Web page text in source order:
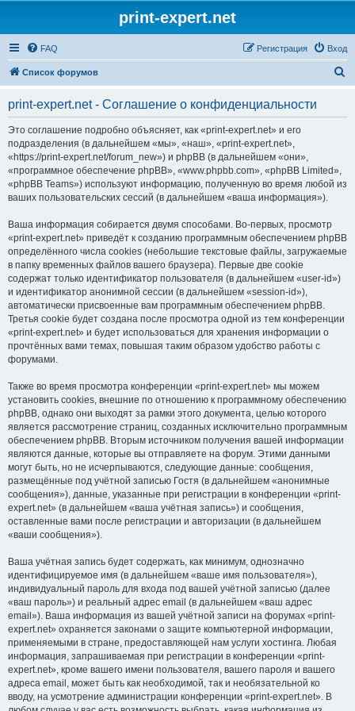
print-expert.net
FAQ Вход
Регистрация
Список форумов
print-expert.net - Соглашение о конфиденциальности
Это соглашение подробно объясняет, как «print-expert.net» и его
подразделения (в дальнейшем «мы», «наш», «print-expert.net»,
«https://print-expert.net/forum_new») и phpBB (в дальнейшем «они»,
«программное обеспечение phpBB», «www.phpbb.com», «phpBB Limited»,
«phpBB Teams») используют информацию, полученную во время любой из
ваших пользовательских сессий (в дальнейшем «ваша информация»).
Ваша информация собирается двумя способами. Во-первых, просмотр
«print-expert.net» приведёт к созданию программным обеспечением phpBB
определённого числа cookies (небольшие текстовые файлы, загружаемые
в папку временных файлов вашего браузера). Первые две cookie
содержат только идентификатор пользователя (в дальнейшем «user-id»)
и идентификатор анонимной сессии (в дальнейшем «session-id»),
автоматически присвоенные вам программным обеспечением phpBB.
Третья cookie будет создана после просмотра одной из тем конференции
«print-expert.net» и будет использоваться для хранения информации о
прочтённых вами темах, повышая таким образом удобство работы с
форумами.
Также во время просмотра конференции «print-expert.net» мы можем
установить cookies, внешние по отношению к программному обеспечению
phpBB, однако они выходят за рамки этого документа, целью которого
является рассмотрение страниц, созданных исключительно программным
обеспечением phpBB. Вторым источником получения вашей информации
являются данные, которые вы отправляете на форум. Этими данными
могут быть, но не исчерпываются, следующие данные: сообщения,
размещённые под учётной записью Гостя (в дальнейшем «анонимные
сообщения»), данные, указанные при регистрации в конференции «print-
expert.net» (в дальнейшем «ваша учётная запись») и сообщения,
оставленные вами после регистрации и авторизации (в дальнейшем
«ваши сообщения»).
Ваша учётная запись будет содержать, как минимум, однозначно
идентифицируемое имя (в дальнейшем «ваше имя пользователя»),
индивидуальный пароль для входа под вашей учётной записью (далее
«ваш пароль») и реальный адрес email (в дальнейшем «ваш адрес
email»). Ваша информация из вашей учётной записи на форумах «print-
expert.net» охраняется законами о защите компьютерной информации,
применяемыми в стране, предоставляющей нам услуги хостинга. Любая
информация, запрашиваемая при регистрации в конференции «print-
expert.net», кроме вашего имени пользователя, вашего пароля и вашего
адреса email, может быть как необходимой, так и необязательной ко
вводу, на усмотрение администрации конференции «print-expert.net». В